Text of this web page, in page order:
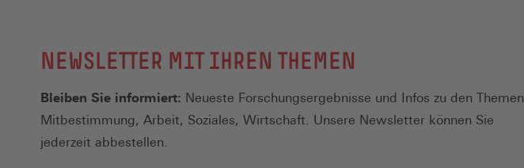
NEWSLETTER MIT IHREN THEMEN
Bleiben Sie informiert: Neueste Forschungsergebnisse und Infos zu den Themen
Mitbestimmung, Arbeit, Soziales, Wirtschaft. Unsere Newsletter können Sie
jederzeit abbestellen.